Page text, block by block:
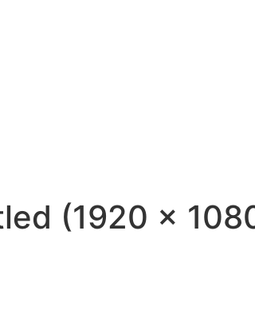
(1920 ×